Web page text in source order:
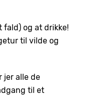
fald) og at drikke!
til vilde og
jer alle de
til et